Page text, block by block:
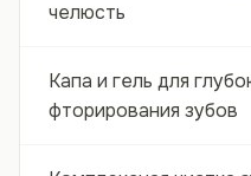
челюсть
Капа и гель для
фторирования зубов